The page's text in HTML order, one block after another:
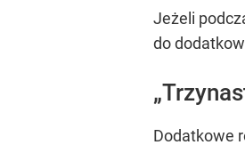
Jeżeli
do
Dodatkowe